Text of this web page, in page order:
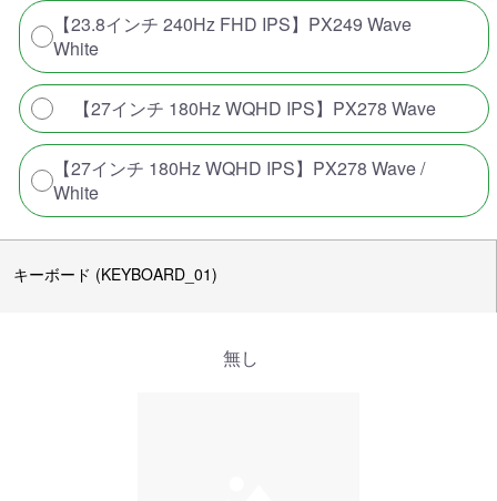
【23.8インチ 240Hz FHD IPS】PX249 Wave
White
【27インチ 180Hz WQHD IPS】PX278 Wave
【27インチ 180Hz WQHD IPS】PX278 Wave /
White
キーボード (KEYBOARD_01)
無し